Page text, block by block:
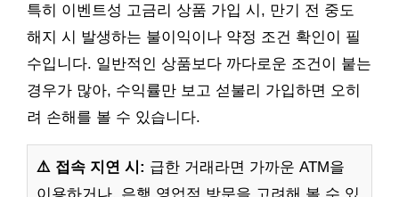
특히 이벤트성 고금리 상품 가입 시, 만기 전 중도
해지 시 발생하는 불이익이나 약정 조건 확인이 필
수입니다. 일반적인 상품보다 까다로운 조건이 붙는
경우가 많아, 수익률만 보고 섣불리 가입하면 오히
려 손해를 볼 수 있습니다.
⚠️ 접속 지연 시: 급한 거래라면 가까운 ATM을